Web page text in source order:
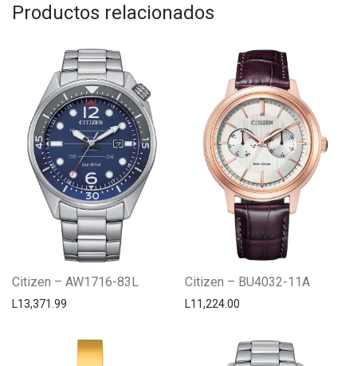
Productos relacionados
Citizen – AW1716-83L
L13,371.99
Citizen – BU4032-11A
L11,224.00